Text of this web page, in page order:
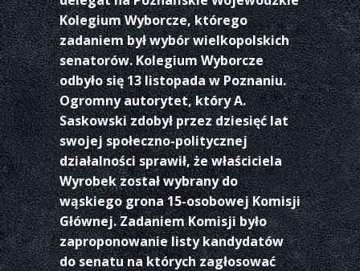
Kolegium Wyborcze, którego
zadaniem był wybór wielkopolskich
senatorów. Kolegium Wyborcze
odbyło się 13 listopada w Poznaniu.
Ogromny autorytet, który A.
Saskowski zdobył przez dziesięć lat
swojej społeczno-politycznej
działalności sprawił, że właściciela
Wyrobek został wybrany do
wąskiego grona 15-osobowej Komisji
Głównej. Zadaniem Komisji było
zaproponowanie listy kandydatów
do senatu na których zagłosować